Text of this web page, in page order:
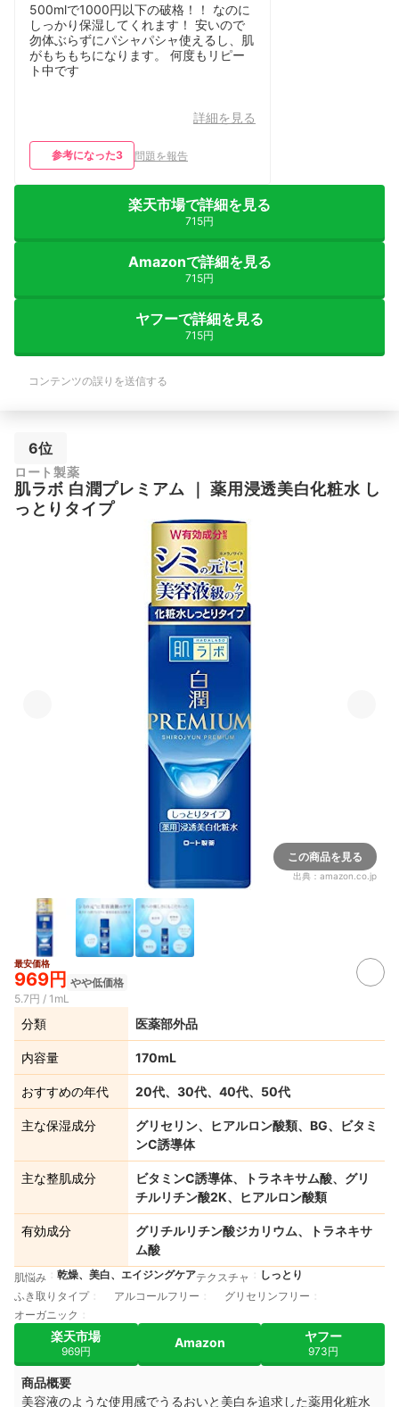
500mlで1000円以下の破格！！ なのに
しっかり保湿してくれます！ 安いので
勿体ぶらずにパシャパシャ使えるし、肌
がもちもちになります。 何度もリピー
ト中です
詳細を見る
参考になった3 問題を報告
楽天市場で詳細を見る
715円
Amazonで詳細を見る
715円
ヤフーで詳細を見る
715円
コンテンツの誤りを送信する
6位
ロート製薬
肌ラボ 白潤プレミアム ｜薬用浸透美白化粧水 し
っとりタイプ
この商品を見る
出典： amazon.co.jp
最安価格
969円 やや低価格
5.7円 / 1mL
分類 医薬部外品
内容量 170mL
おすすめの年代 20代、30代、40代、50代
主な保湿成分
グリセリン、ヒアルロン酸類、BG、ビタミ
ンC誘導体
主な整肌成分
ビタミンC誘導体、トラネキサム酸、グリ
チルリチン酸2K、ヒアルロン酸類
有効成分
グリチルリチン酸ジカリウム、トラネキサ
ム酸
肌悩み 乾燥、美白、エイジングケアテクスチャ
しっとり
ふき取りタイプ
アルコールフリー
グリセリンフリー
オーガニック
楽天市場
969円
Amazon ヤフー
973円
商品概要
美容液のような使用感でうるおいと美白を追求した薬用化粧水